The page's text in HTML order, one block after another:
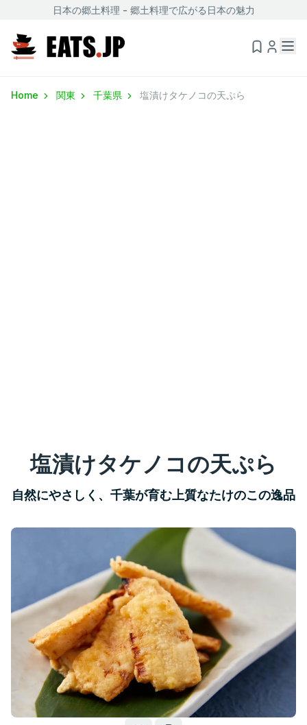
日本の郷土料理 - 郷土料理で広がる日本の魅力
Home 関東 千葉県 塩漬けタケノコの天ぷら
塩漬けタケノコの天ぷら
自然にやさしく、千葉が育む上質なたけのこの逸品